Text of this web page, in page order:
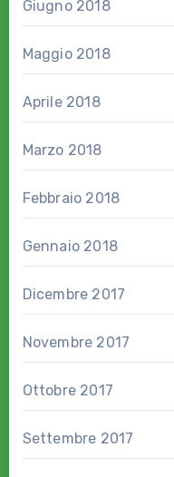
Giugno 2018
Maggio 2018
Aprile 2018
Marzo 2018
Febbraio 2018
Gennaio 2018
Dicembre 2017
Novembre 2017
Ottobre 2017
Settembre 2017